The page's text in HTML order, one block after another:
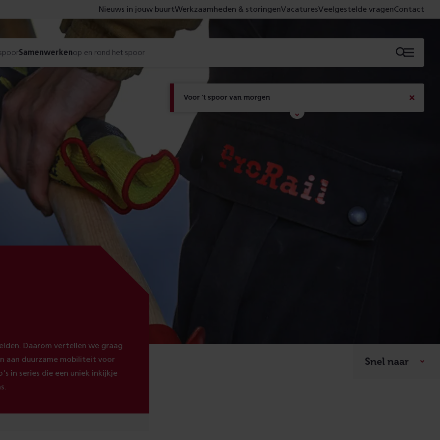
Voor 't spoor van morgen
Met de campagne 'Voor 't spoor naar morgen' laten
Lees meer
Nieuws in jouw buurtWerkzaamheden & storingenVacaturesVeelgestelde vragenContact
Samenwerkenop en rond het spoor Menu
Daarom vertellen we graag
aan duurzame mobiliteit voor
in series die een uniek inkijkje
Snel naar